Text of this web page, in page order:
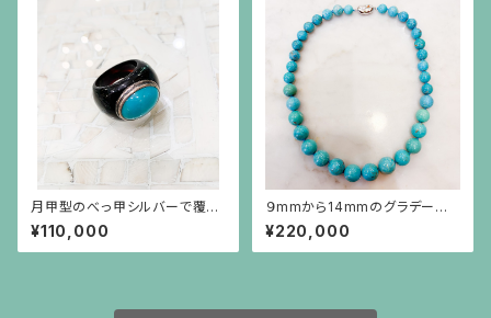
月甲型のべっ甲シルバーで覆輪
したトルコ石のボリュームリング
（15～16号の方用）
¥110,000
９mmから14mmのグラデーショ
ンのターコイズネックレス
¥220,000